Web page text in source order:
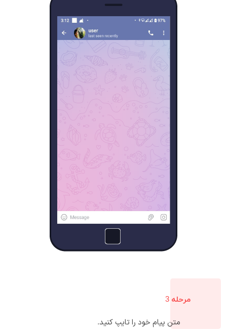
مرحله 3
متن پیام خود را تایپ کنید.